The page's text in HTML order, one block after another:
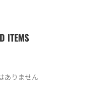
ITEMS
ありません